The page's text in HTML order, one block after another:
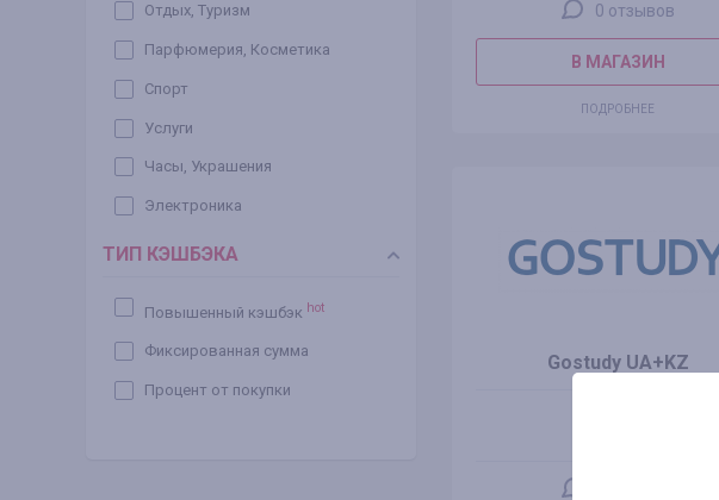
Отдых, Туризм
Парфюмерия, Косметика
Спорт
Услуги
Часы, Украшения
Электроника
ТИП КЭШБЭКА
Повышенный кэшбэк hot
Фиксированная сумма
Процент от покупки
0 отзывов
В МАГАЗИН
ПОДРОБНЕЕ
Gostudy UA+KZ